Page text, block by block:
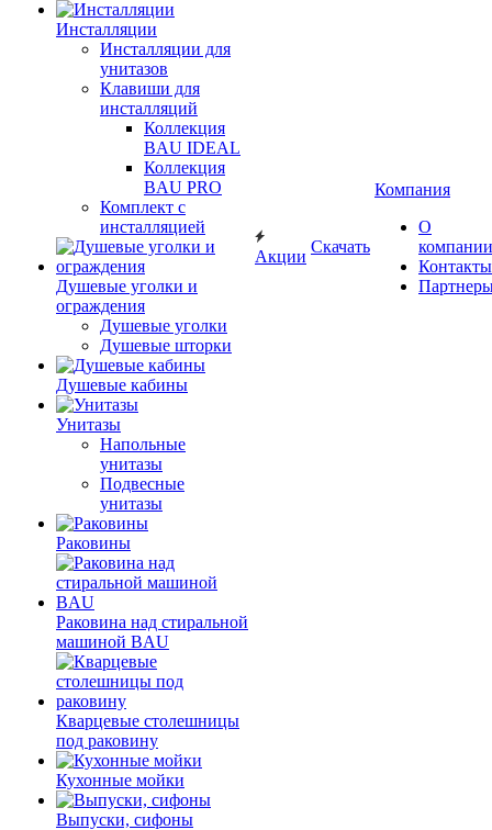
Инсталляции
Инсталляции для
унитазов
Клавиши для
инсталляций
Коллекция
BAU IDEAL
Коллекция
BAU PRO
Комплект с
инсталляцией
Душевые уголки и
ограждения
Душевые уголки
Душевые шторки
Душевые кабины
Унитазы
Напольные
унитазы
Подвесные
унитазы
Раковины
Раковина над стиральной
машиной BAU
Кварцевые столешницы
под раковину
Кухонные мойки
Выпуски, сифоны
Акции
Скачать
Компания
О
компании
Контакты